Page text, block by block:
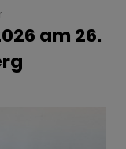
am 26.